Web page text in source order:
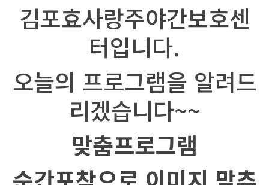
김포효사랑주야간보호센
터입니다.
오늘의 프로그램을 알려드
리겠습니다~~
맞춤프로그램